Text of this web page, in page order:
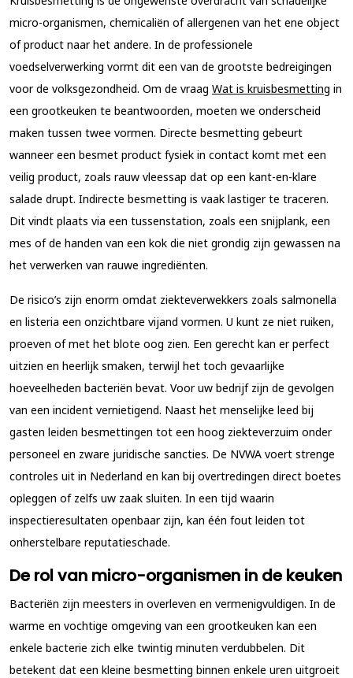
micro-organismen, chemicaliën of allergenen van het ene object
of product naar het andere. In de professionele
voedselverwerking vormt dit een van de grootste bedreigingen
voor de volksgezondheid. Om de vraag Wat is kruisbesmetting in
een grootkeuken te beantwoorden, moeten we onderscheid
maken tussen twee vormen. Directe besmetting gebeurt
wanneer een besmet product fysiek in contact komt met een
veilig product, zoals rauw vleessap dat op een kant-en-klare
salade drupt. Indirecte besmetting is vaak lastiger te traceren.
Dit vindt plaats via een tussenstation, zoals een snijplank, een
mes of de handen van een kok die niet grondig zijn gewassen na
het verwerken van rauwe ingrediënten.
De risico’s zijn enorm omdat ziekteverwekkers zoals salmonella
en listeria een onzichtbare vijand vormen. U kunt ze niet ruiken,
proeven of met het blote oog zien. Een gerecht kan er perfect
uitzien en heerlijk smaken, terwijl het toch gevaarlijke
hoeveelheden bacteriën bevat. Voor uw bedrijf zijn de gevolgen
van een incident vernietigend. Naast het menselijke leed bij
gasten leiden besmettingen tot een hoog ziekteverzuim onder
personeel en zware juridische sancties. De NVWA voert strenge
controles uit in Nederland en kan bij overtredingen direct boetes
opleggen of zelfs uw zaak sluiten. In een tijd waarin
inspectieresultaten openbaar zijn, kan één fout leiden tot
onherstelbare reputatieschade.
De rol van micro-organismen in de keuken
Bacteriën zijn meesters in overleven en vermenigvuldigen. In de
warme en vochtige omgeving van een grootkeuken kan een
enkele bacterie zich elke twintig minuten verdubbelen. Dit
betekent dat een kleine besmetting binnen enkele uren uitgroeit